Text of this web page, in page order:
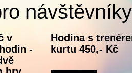
návštěvníky
v
-
Hodina s
kurtu 450,- Kč